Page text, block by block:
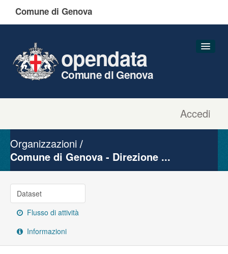
Comune di Genova
Accedi
opendata
Comune di Genova
Gruppi
Organizzazioni
Comune di Genova - Direzione ...
Dataset
Flusso di attività
Informazioni